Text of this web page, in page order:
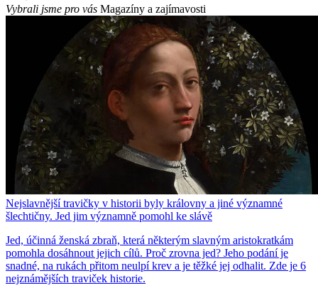
Vybrali jsme pro vás Magazíny a zajímavosti
Nejslavnější travičky v historii byly královny a jiné významné
šlechtičny. Jed jim významně pomohl ke slávě
Jed, účinná ženská zbraň, která některým slavným aristokratkám
pomohla dosáhnout jejich cílů. Proč zrovna jed? Jeho podání je
snadné, na rukách přitom neulpí krev a je těžké jej odhalit. Zde je 6
nejznámějších traviček historie.